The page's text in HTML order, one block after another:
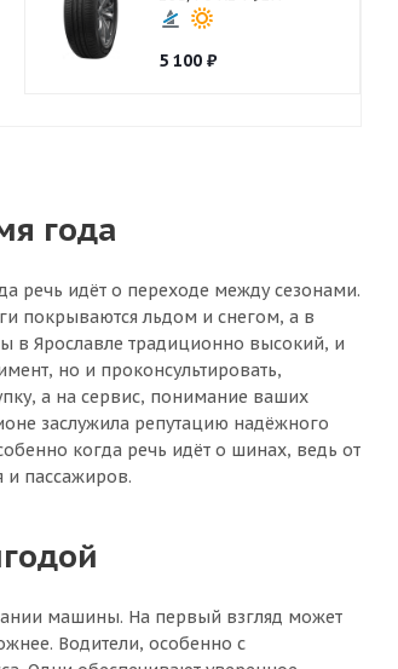
5 100 ₽
года
речь идёт о переходе между сезонами.
покрываются льдом и снегом, а в
в Ярославле традиционно высокий, и
но и проконсультировать,
а на сервис, понимание ваших
заслужила репутацию надёжного
когда речь идёт о шинах, ведь от
и пассажиров.
машины. На первый взгляд может
Водители, особенно с